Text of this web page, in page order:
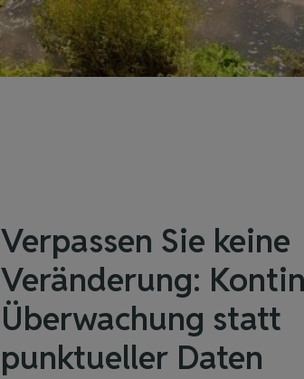
Verpassen Sie keine
Veränderung:
Überwachung statt
punktueller Daten